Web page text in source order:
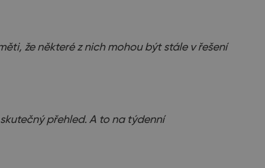
že některé z nich mohou být stále v řešení
přehled. A to na týdenní